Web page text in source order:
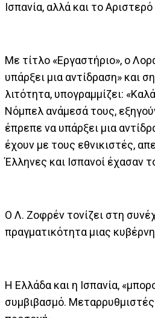
Ισπανία, αλλά και το
Με τίτλο «Εργαστήριο», ο
υπάρξει μια αντίδραση» και
λιτότητα, υπογραμμίζει:
Νόμπελ ανάμεσά τους,
έπρεπε να υπάρξει μια
έχουν με τους εθνικιστές,
Έλληνες και Ισπανοί έχασαν
Ο Λ. Ζοφρέν τονίζει στη
πραγματικότητα μιας
Η Ελλάδα και η Ισπανία,
συμβιβασμό.